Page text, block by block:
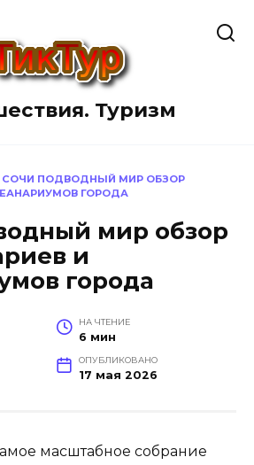
Туризм
СОЧИ ПОДВОДНЫЙ МИР ОБЗОР
ГОРОДА
мир обзор
и
города
НА ЧТЕНИЕ
6 мин
ОПУБЛИКОВАНО
17 мая 2026
масштабное собрание